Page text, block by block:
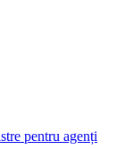
pentru agenți